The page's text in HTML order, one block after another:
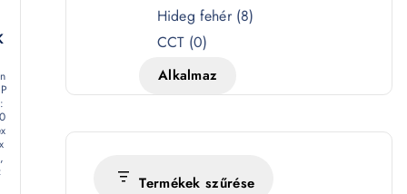
é
s
Hideg fehér (8)
CCT (0)
Alkalmaz
Termékek szűrése